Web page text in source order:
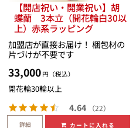
【開店祝い・開業祝い】胡
蝶蘭 3本立（開花輪白30以
上）赤系ラッピング
加盟店が直接お届け！ 梱包材の
片づけが不要です
33,000 円（税込）
開花輪30輪以上
4.64 （22）
詳細 カートに入れる